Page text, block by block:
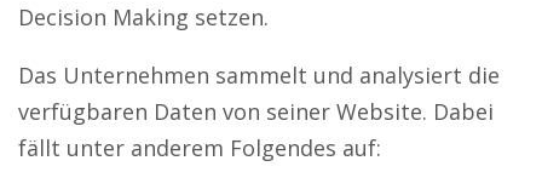
Decision Making setzen.
Das Unternehmen sammelt und analysiert die
verfügbaren Daten von seiner Website. Dabei
fällt unter anderem Folgendes auf: